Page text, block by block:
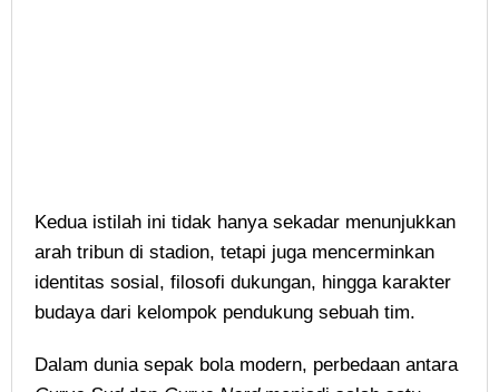
Kedua istilah ini tidak hanya sekadar menunjukkan
arah tribun di stadion, tetapi juga mencerminkan
identitas sosial, filosofi dukungan, hingga karakter
budaya dari kelompok pendukung sebuah tim.
Dalam dunia sepak bola modern, perbedaan antara